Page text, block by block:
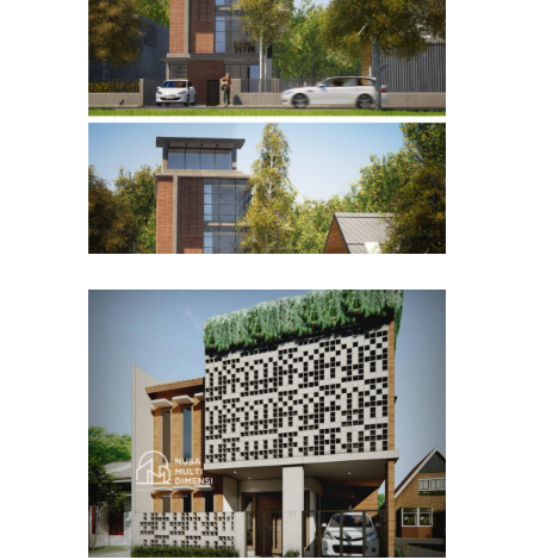
Desain Rumah Bapak Husain
di Bandung
DESAIN RUMAH TERBAIK
Desain Rumah Bapak Azwar
di Cibinong Bogor
DESAIN RUMAH TERBAIK